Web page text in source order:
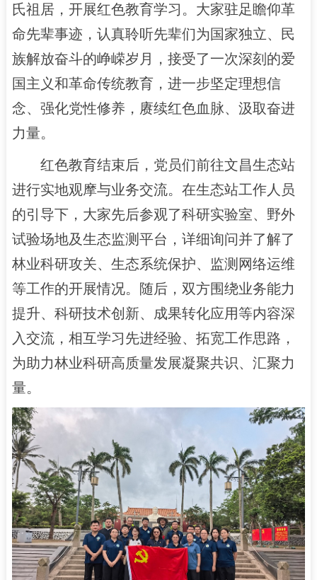
氏祖居，开展红色教育学习。大家驻足瞻仰革
命先辈事迹，认真聆听先辈们为国家独立、民
族解放奋斗的峥嵘岁月，接受了一次深刻的爱
国主义和革命传统教育，进一步坚定理想信
念、强化党性修养，赓续红色血脉、汲取奋进
力量。
红色教育结束后，党员们前往文昌生态站
进行实地观摩与业务交流。在生态站工作人员
的引导下，大家先后参观了科研实验室、野外
试验场地及生态监测平台，详细询问并了解了
林业科研攻关、生态系统保护、监测网络运维
等工作的开展情况。随后，双方围绕业务能力
提升、科研技术创新、成果转化应用等内容深
入交流，相互学习先进经验、拓宽工作思路，
为助力林业科研高质量发展凝聚共识、汇聚力
量。